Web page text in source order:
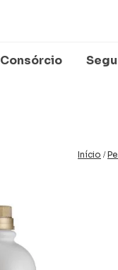
Consórcio
Início /